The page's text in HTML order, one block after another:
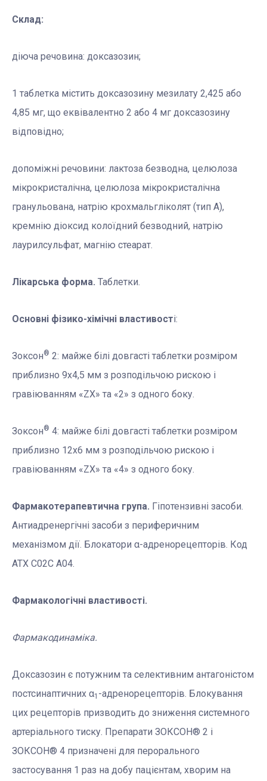
Склад:
діюча речовина: доксазозин;
1 таблетка містить доксазозину мезилату 2,425 або
4,85 мг, що еквівалентно 2 або 4 мг доксазозину
відповідно;
допоміжні речовини: лактоза безводна, целюлоза
мікрокристалічна, целюлоза мікрокристалічна
гранульована, натрію крохмальгліколят (тип А),
кремнію діоксид колоїдний безводний, натрію
лаурилсульфат, магнію стеарат.
Лікарська форма. Таблетки.
Основні фізико-хімічні властивості:
Зоксон® 2: майже білі довгасті таблетки розміром
приблизно 9х4,5 мм з розподільчою рискою і
гравіюванням «ZX» та «2» з одного боку.
Зоксон® 4: майже білі довгасті таблетки розміром
приблизно 12х6 мм з розподільчою рискою і
гравіюванням «ZX» та «4» з одного боку.
Фармакотерапевтична група. Гіпотензивні засоби.
Антиадренергічні засоби з периферичним
механізмом дії. Блокатори α-адренорецепторів. Код
АТХ С02С А04.
Фармакологічні властивості.
Фармакодинаміка.
Доксазозин є потужним та селективним антагоністом
постсинаптичних α1 -адренорецепторів. Блокування
цих рецепторів призводить до зниження системного
артеріального тиску. Препарати ЗОКСОН® 2 і
ЗОКСОН® 4 призначені для перорального
застосування 1 раз на добу пацієнтам, хворим на